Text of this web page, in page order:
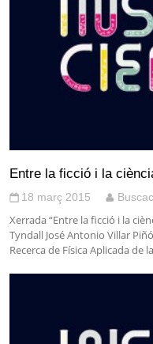
Entre la ficció i la
18 març 2015
Xerrada “Entre la ficció i la
Tyndall José Antonio Villar
Recerca de Física Aplicada de